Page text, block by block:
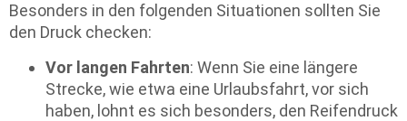
Besonders in den folgenden Situationen sollten Sie
den Druck checken:
Vor langen Fahrten: Wenn Sie eine längere
Strecke, wie etwa eine Urlaubsfahrt, vor sich
haben, lohnt es sich besonders, den Reifendruck